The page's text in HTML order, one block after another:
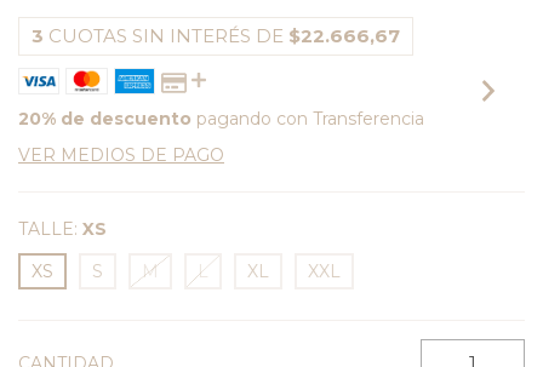
3 CUOTAS SIN INTERÉS DE $22.666,67
20% de descuento pagando con Transferencia
VER MEDIOS DE PAGO
TALLE: XS
XS
S M L XL XXL